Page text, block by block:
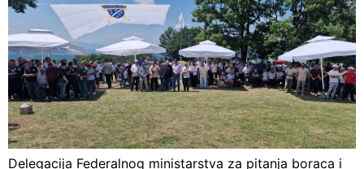
Delegacija Federalnog ministarstva za pitanja boraca i